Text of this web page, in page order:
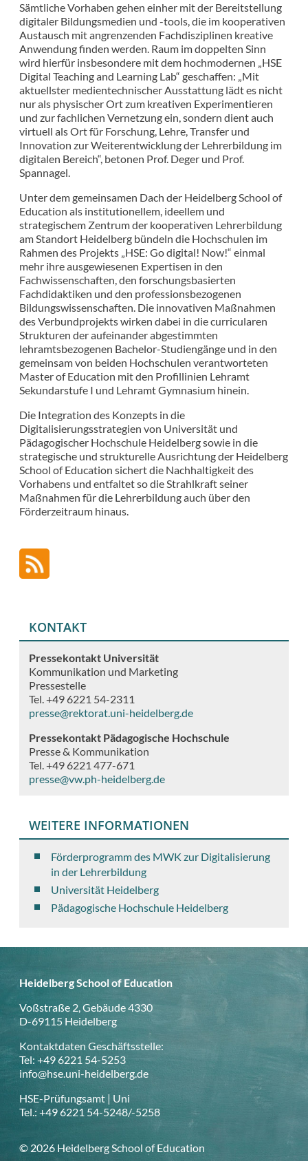
Sämtliche Vorhaben gehen einher mit der Bereitstellung
digitaler Bildungsmedien und -tools, die im kooperativen
Austausch mit angrenzenden Fachdisziplinen kreative
Anwendung finden werden. Raum im doppelten Sinn
wird hierfür insbesondere mit dem hochmodernen „HSE
Digital Teaching and Learning Lab“ geschaffen: „Mit
aktuellster medientechnischer Ausstattung lädt es nicht
nur als physischer Ort zum kreativen Experimentieren
und zur fachlichen Vernetzung ein, sondern dient auch
virtuell als Ort für Forschung, Lehre, Transfer und
Innovation zur Weiterentwicklung der Lehrerbildung im
digitalen Bereich“, betonen Prof. Deger und Prof.
Spannagel.
Unter dem gemeinsamen Dach der Heidelberg School of
Education als institutionellem, ideellem und
strategischem Zentrum der kooperativen Lehrerbildung
am Standort Heidelberg bündeln die Hochschulen im
Rahmen des Projekts „HSE: Go digital! Now!“ einmal
mehr ihre ausgewiesenen Expertisen in den
Fachwissenschaften, den forschungsbasierten
Fachdidaktiken und den professionsbezogenen
Bildungswissenschaften. Die innovativen Maßnahmen
des Verbundprojekts wirken dabei in die curricularen
Strukturen der aufeinander abgestimmten
lehramtsbezogenen Bachelor-Studiengänge und in den
gemeinsam von beiden Hochschulen verantworteten
Master of Education mit den Profillinien Lehramt
Sekundarstufe I und Lehramt Gymnasium hinein.
Die Integration des Konzepts in die
Digitalisierungsstrategien von Universität und
Pädagogischer Hochschule Heidelberg sowie in die
strategische und strukturelle Ausrichtung der Heidelberg
School of Education sichert die Nachhaltigkeit des
Vorhabens und entfaltet so die Strahlkraft seiner
Maßnahmen für die Lehrerbildung auch über den
Förderzeitraum hinaus.
KONTAKT
Pressekontakt Universität
Kommunikation und Marketing
Pressestelle
Tel. +49 6221 54-2311
presse@rektorat.uni-heidelberg.de
Pressekontakt Pädagogische Hochschule
Presse & Kommunikation
Tel. +49 6221 477-671
presse@vw.ph-heidelberg.de
WEITERE INFORMATIONEN
Förderprogramm des MWK zur Digitalisierung
in der Lehrerbildung
Universität Heidelberg
Pädagogische Hochschule Heidelberg
Heidelberg School of Education
Voßstraße 2, Gebäude 4330
D-69115 Heidelberg
Kontaktdaten Geschäftsstelle:
Tel: +49 6221 54-5253
info@hse.uni-heidelberg.de
HSE-Prüfungsamt | Uni
Tel.: +49 6221 54-5248/-5258
© 2026 Heidelberg School of Education